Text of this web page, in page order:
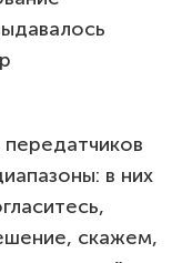
в них
скажем,